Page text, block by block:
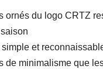
ornés du logo CRTZ
simple et
de minimalisme que